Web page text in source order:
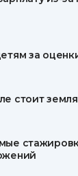
за
стоит